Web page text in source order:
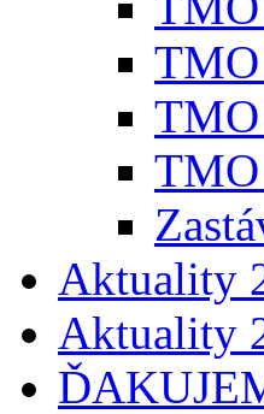
Aktuality
Aktuality